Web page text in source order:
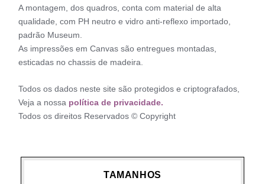
A montagem, dos quadros, conta com material de alta
qualidade, com PH neutro e vidro anti-reflexo importado,
padrão Museum.
As impressões em Canvas são entregues montadas,
esticadas no chassis de madeira.
Todos os dados neste site são protegidos e criptografados,
Veja a nossa política de privacidade.
Todos os direitos Reservados © Copyright
TAMANHOS